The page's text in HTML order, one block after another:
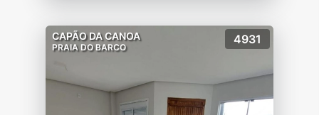
CAPÃO DA CANOA
PRAIA DO BARCO
4931